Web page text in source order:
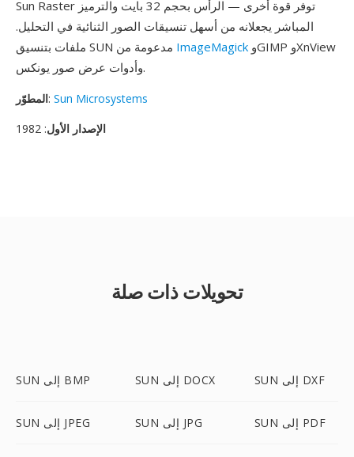
Sun Raster توفر قوة أخرى — الرأس بحجم 32 بايت والترميز
المباشر يجعلانه من أسهل تنسيقات الصور الثنائية في التحليل.
ImageMagick
وأدوات عرض صور يونكس.
المطوّر: Sun Microsystems
الإصدار الأول: 1982
تحويلات ذات صلة
SUN إلى BMP SUN إلى DOCX SUN إلى DXF
SUN إلى JPEG SUN إلى JPG SUN إلى PDF